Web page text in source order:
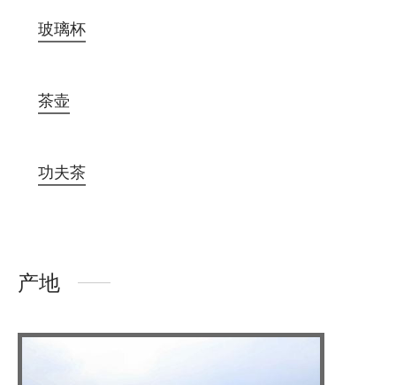
玻璃杯
茶壶
功夫茶
产地